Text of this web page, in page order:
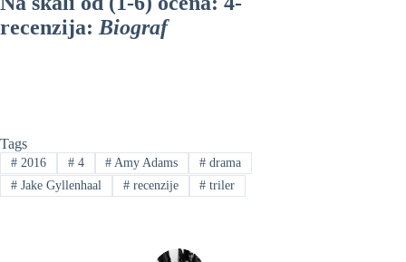
recenzija:Biograf
Tags
#2016 #4 # Amy Adams # drama
#Jake Gyllenhaal #recenzije # triler